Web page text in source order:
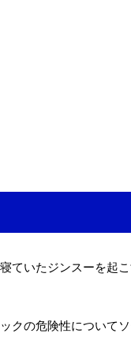
ていたジンスーを起
クの危険性についてソ